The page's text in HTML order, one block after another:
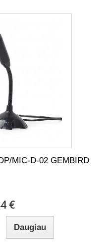
MIC-D-02 GEMBIRD
€
Daugiau